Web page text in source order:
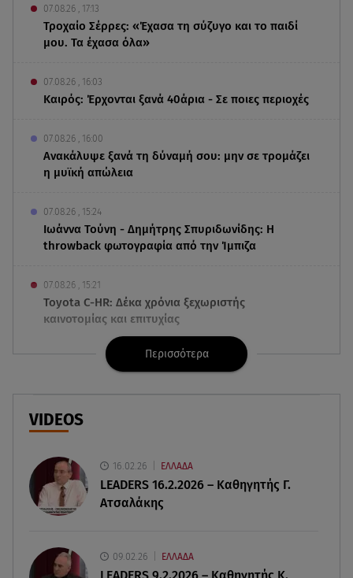
07.08.26 , 17:13
Τροχαίο Σέρρες: «Έχασα τη σύζυγο και το παιδί
μου. Τα έχασα όλα»
07.08.26 , 16:03
Καιρός: Έρχονται ξανά 40άρια - Σε ποιες περιοχές
07.08.26 , 16:00
Ανακάλυψε ξανά τη δύναμή σου: μην σε τρομάζει
η μυϊκή απώλεια
07.08.26 , 15:24
Ιωάννα Τούνη - Δημήτρης Σπυριδωνίδης: Η
throwback φωτογραφία από την Ίμπιζα
07.08.26 , 15:21
Toyota C-HR: Δέκα χρόνια ξεχωριστής
καινοτομίας και επιτυχίας
07.08.26 , 15:09
Τροχαίο Σέρρες: «Δεν πρόλαβα να κάνω κάτι κι
έπεσε πάνω μου»
07.08.26 , 14:49
του Βασίλη Χιώτη, Χριστίνα Πιτουρά
07.08.26 , 14:44
Περισσότερα
VIDEOS
16.02.26 ΕΛΛΑΔΑ
LEADERS 16.2.2026 – Καθηγητής Γ.
Ατσαλάκης
09.02.26 ΕΛΛΑΔΑ